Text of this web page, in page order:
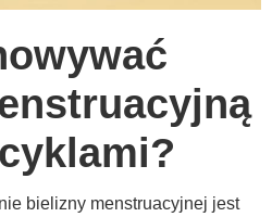
bielizny menstruacyjnej jest